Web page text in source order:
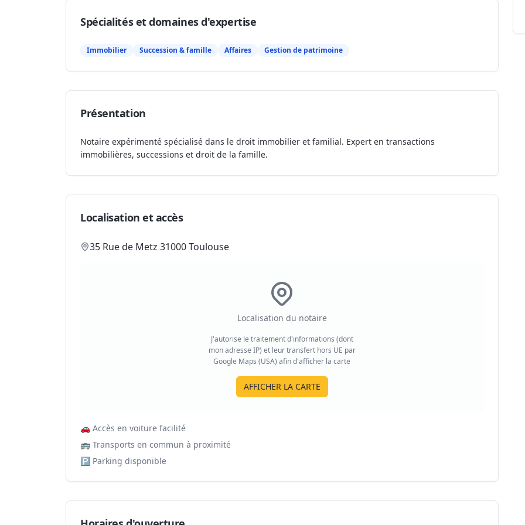
Spécialités et domaines d'expertise
Immobilier Succession & famille Affaires Gestion de patrimoine
Présentation
Notaire expérimenté spécialisé dans le droit immobilier et familial. Expert en transactions
immobilières, successions et droit de la famille.
Localisation et accès
35 Rue de Metz 31000 Toulouse
Localisation du notaire
J'autorise le traitement d'informations (dont
mon adresse IP) et leur transfert hors UE par
Google Maps (USA) afin d'afficher la carte
AFFICHER LA CARTE
🚗 Accès en voiture facilité
🚌 Transports en commun à proximité
🅿️ Parking disponible